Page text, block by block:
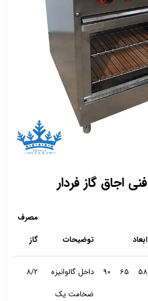
اجاق گاز فردار
ابعاد توضیحات
مصرف
گاز
58
65
90
داخل گالوانیزه
ضخامت یک
8/2